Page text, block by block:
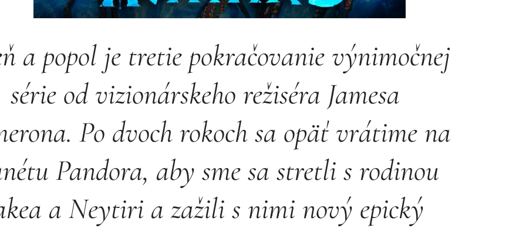
a popol je tretie pokračovanie výnimočnej
série od vizionárskeho režiséra Jamesa
Po dvoch rokoch sa opäť vrátime na
Pandora, aby sme sa stretli s rodinou
a Neytiri a zažili s nimi nový epický